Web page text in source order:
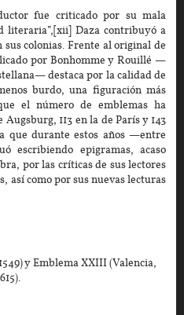
fue criticado por su mala
literaria”,[xii] Daza contribuyó a
colonias. Frente al original de
por Bonhomme y Rouillé —
destaca por la calidad de
burdo, una figuración más
el número de emblemas ha
113 en la de París y 143
que durante estos años —entre
escribiendo epigramas, acaso
por las críticas de sus lectores
así como por sus nuevas lecturas
y Emblema XXIII (Valencia,